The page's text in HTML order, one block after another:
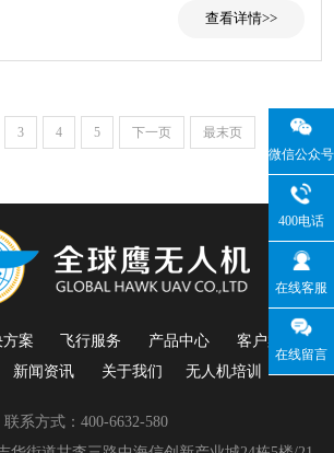
3 4 5 下一页
最末页
微信公众号
400电话
在线客服
在线留言
案 飞行服务 产品中心
客户案例
新闻资讯 关于我们 无人机培训
联系方式：400-6632-580